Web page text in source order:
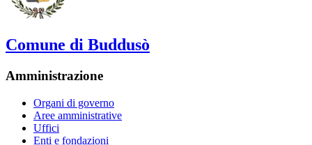
Comune di Buddusò
Amministrazione
Organi di governo
Aree amministrative
Uffici
Enti e fondazioni